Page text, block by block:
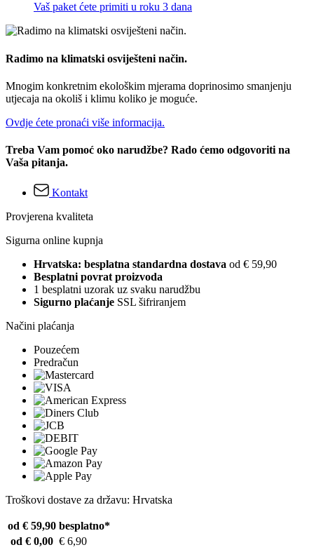
Vaš paket ćete primiti u roku 3 dana
Radimo na klimatski osviješteni način.
Mnogim konkretnim ekološkim mjerama doprinosimo smanjenju
utjecaja na okoliš i klimu koliko je moguće.
Ovdje ćete pronaći više informacija.
Treba Vam pomoć oko narudžbe? Rado ćemo odgovoriti na
Vaša pitanja.
Kontakt
Provjerena kvaliteta
Sigurna online kupnja
Hrvatska: besplatna standardna dostava od € 59,90
Besplatni povrat proizvoda
1 besplatni uzorak uz svaku narudžbu
Sigurno plaćanje SSL šifriranjem
Načini plaćanja
Pouzećem
Predračun
Troškovi dostave za državu: Hrvatska
od € 59,90 besplatno*
od € 0,00 € 6,90